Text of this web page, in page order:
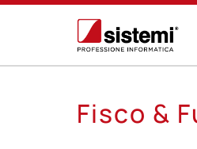
Fisco &